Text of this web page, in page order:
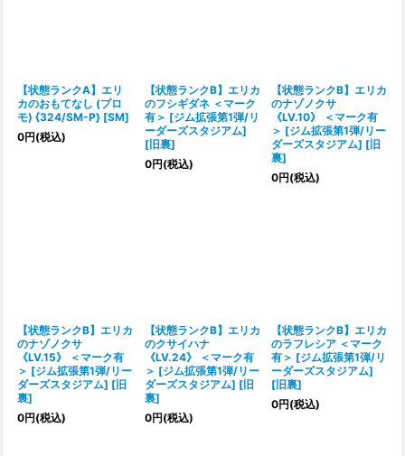
【状態ランクA】エリ
カのおもてなし (プロ
モ) {324/SM-P} [SM]
0円(税込)
【状態ランクB】エリカ
のフシギダネ ＜マーク
有＞ [ジム拡張第1弾/リ
ーダーズスタジアム]
[旧裏]
0円(税込)
【状態ランクB】エリカ
のナゾノクサ
《LV.10》 ＜マーク有
＞ [ジム拡張第1弾/リー
ダーズスタジアム] [旧
裏]
0円(税込)
【状態ランクB】エリカ
のナゾノクサ
《LV.15》 ＜マーク有
＞ [ジム拡張第1弾/リー
ダーズスタジアム] [旧
裏]
0円(税込)
【状態ランクB】エリカ
のクサイハナ
《LV.24》 ＜マーク有
＞ [ジム拡張第1弾/リー
ダーズスタジアム] [旧
裏]
0円(税込)
【状態ランクB】エリカ
のラフレシア ＜マーク
有＞ [ジム拡張第1弾/リ
ーダーズスタジアム]
[旧裏]
0円(税込)